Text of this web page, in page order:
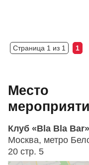
Страница 1 из 1 1
Место
Клуб «Bla Bla Bar»
Москва, метро
20 стр. 5